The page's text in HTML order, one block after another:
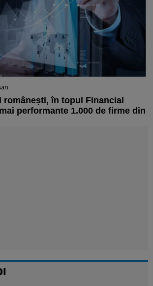
românești, în topul Financial
performante 1.000 de firme din